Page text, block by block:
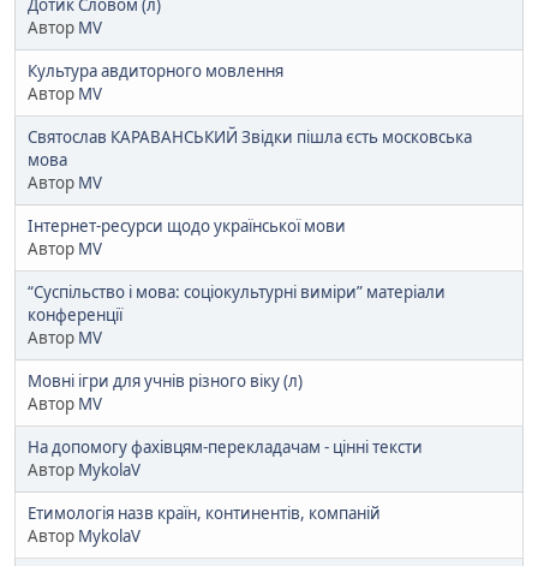
Автор MV
Культура авдиторного мовлення
Автор MV
Святослав КАРАВАНСЬКИЙ Звідки пішла єсть московська
мова
Автор MV
Інтернет-ресурси щодо української мови
Автор MV
“Суспільство і мова: соціокультурні виміри” матеріали
конференції
Автор MV
Мовні ігри для учнів різного віку (л)
Автор MV
На допомогу фахівцям-перекладачам - цінні тексти
Автор MykolaV
Етимологія назв країн, континентів, компаній
Автор MykolaV